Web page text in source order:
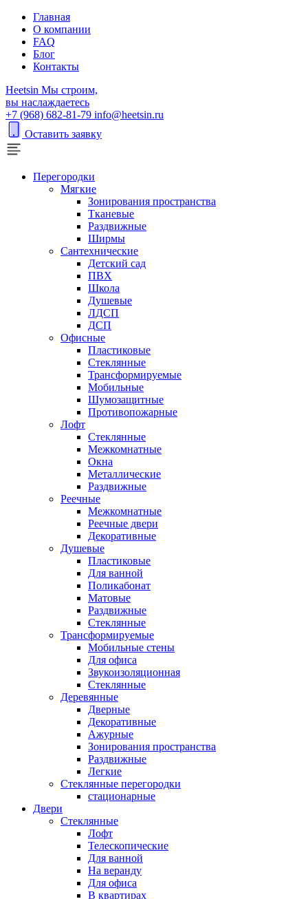
Главная
О компании
FAQ
Блог
Контакты
Heetsin Мы строим,
вы наслаждаетесь
+7 (968) 682-81-79 info@heetsin.ru
Оставить заявку
Перегородки
Мягкие
Зонирования пространства
Тканевые
Раздвижные
Ширмы
Сантехнические
Детский сад
ПВХ
Школа
Душевые
ЛДСП
ДСП
Офисные
Пластиковые
Стеклянные
Трансформируемые
Мобильные
Шумозащитные
Противопожарные
Лофт
Стеклянные
Межкомнатные
Окна
Металлические
Раздвижные
Реечные
Межкомнатные
Реечные двери
Декоративные
Душевые
Пластиковые
Для ванной
Поликабонат
Матовые
Раздвижные
Стеклянные
Трансформируемые
Мобильные стены
Для офиса
Звукоизоляционная
Стеклянные
Деревянные
Дверные
Декоративные
Ажурные
Зонирования пространства
Раздвижные
Легкие
Стеклянные перегородки
стационарные
Двери
Стеклянные
Лофт
Телескопические
Для ванной
На веранду
Для офиса
В квартирах